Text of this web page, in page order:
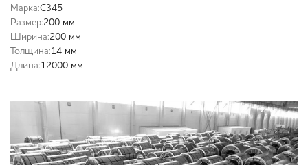
Марка:С345
Размер:200 мм
Ширина:200 мм
Толщина:14 мм
Длина:12000 мм